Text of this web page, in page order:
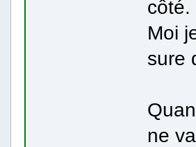
côté.
Moi
sure
ne